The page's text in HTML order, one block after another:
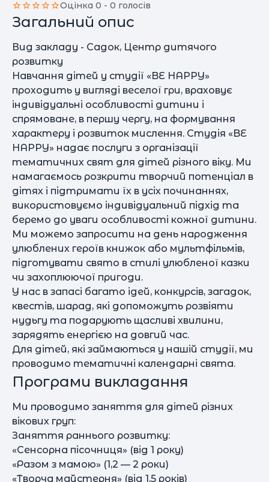
Оцінка 0 - 0 голосів
Загальний опис
Вид закладу - Садок, Центр дитячого
розвитку
Навчання дітей у студії «BE HAPPY»
проходить у вигляді веселої гри, враховує
індивідуальні особливості дитини і
спрямоване, в першу чергу, на формування
характеру і розвиток мислення. Студія «BE
HAPPY» надає послуги з організації
тематичних свят для дітей різного віку. Ми
намагаємось розкрити творчий потенціал в
дітях і підтримати їх в усіх починаннях,
використовуємо індивідуальний підхід та
беремо до уваги особливості кожної дитини.
Ми можемо запросити на день народження
улюблених героїв книжок або мультфільмів,
підготувати свято в стилі улюбленої казки
чи захоплюючої пригоди.
У нас в запасі багато ідей, конкурсів, загадок,
квестів, шарад, які допоможуть розвіяти
нудьгу та подарують щасливі хвилини,
зарядять енергією на довгий час.
Для дітей, які займаються у нашій студії, ми
проводимо тематичні календарні свята.
Програми викладання
Ми проводимо заняття для дітей різних
вікових груп:
Заняття раннього розвитку:
«Сенсорна пісочниця» (від 1 року)
«Разом з мамою» (1,2 — 2 роки)
«Творча майстерня» (від 1,5 років)